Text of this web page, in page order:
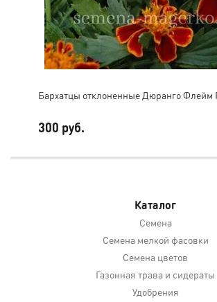
Бархатцы отклоненные Дюранго Флейм
300 руб.
Каталог
Семена
Семена мелкой фасовки
Семена цветов
Газонная трава и сидераты
Удобрения